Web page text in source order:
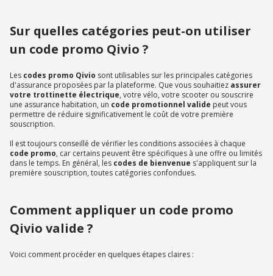
Sur quelles catégories peut-on utiliser
un code promo Qivio ?
Les codes promo Qivio sont utilisables sur les principales catégories
d'assurance proposées par la plateforme. Que vous souhaitiez assurer
votre trottinette électrique, votre vélo, votre scooter ou souscrire
une assurance habitation, un code promotionnel valide peut vous
permettre de réduire significativement le coût de votre première
souscription.
Il est toujours conseillé de vérifier les conditions associées à chaque
code promo, car certains peuvent être spécifiques à une offre ou limités
dans le temps. En général, les codes de bienvenue s'appliquent sur la
première souscription, toutes catégories confondues.
Comment appliquer un code promo
Qivio valide ?
Voici comment procéder en quelques étapes claires :